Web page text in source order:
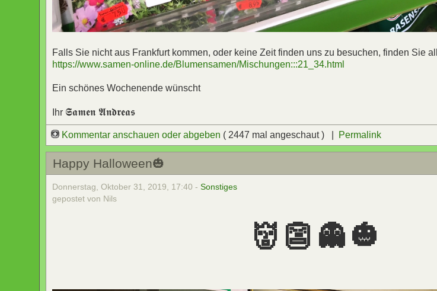
Falls Sie nicht aus Frankfurt kommen, oder keine Zeit finden uns zu besuchen, finden Sie
https://www.samen-online.de/Blumensamen/Mischungen:::21_34.html
Ein schönes Wochenende wünscht
Ihr 𝕾𝖆𝖒𝖊𝖓 𝕬𝖓𝖉𝖗𝖊𝖆𝖘
Kommentar anschauen oder abgeben ( 2447 mal angeschaut ) | Permalink
Happy Halloween🎃
Donnerstag, Oktober 31, 2019, 17:40 -Sonstiges
gepostet von Nils
👹 👺 👻 🎃